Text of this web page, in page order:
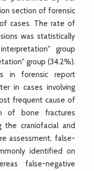
section of forensic
cases. The rate of
was statistically
group
group (34.2%).
in forensic report
in cases involving
frequent cause of
of bone fractures
the craniofacial and
assessment, false-
identified on
false-negative